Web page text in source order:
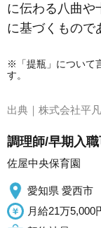
に伝わる八曲や
に基づくもの
※「提瓶」について
す。
出典｜ 株式会社平
調理師/早期入
佐屋中央保育園
愛知県 愛西市
月給21万5,000